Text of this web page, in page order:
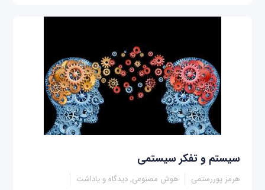
سیستم و تفکر سیستمی
هرمز پوررستمی هوش مصنوعی, دیدگاه و یاداشت